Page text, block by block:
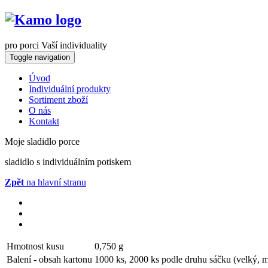
pro porci Vaší individuality
Toggle navigation
Úvod
Individuální produkty
Sortiment zboží
O nás
Kontakt
Moje sladidlo porce
sladidlo s individuálním potiskem
Zpět na hlavní stranu
Hmotnost kusu
0,750 g
Balení - obsah kartonu 1000 ks, 2000 ks podle druhu sáčku (velký,